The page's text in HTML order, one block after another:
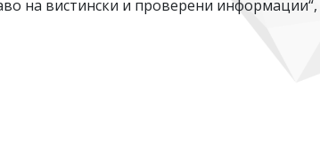
на вистински и проверени информации“,